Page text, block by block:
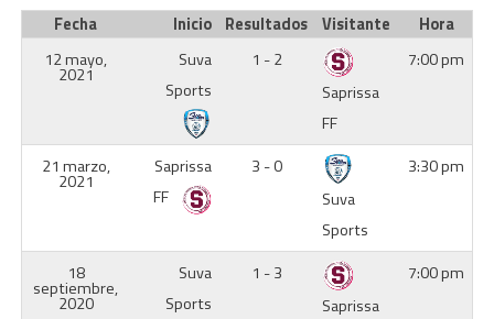
Fecha Inicio Resultados Visitante
Hora
12 mayo,
2021
Suva
Sports
1 - 2
Saprissa
FF
7:00 pm
21 marzo,
2021
Saprissa
FF
3 - 0
Suva
Sports
3:30 pm
18
septiembre,
2020
Suva
Sports
1 - 3
Saprissa
7:00 pm